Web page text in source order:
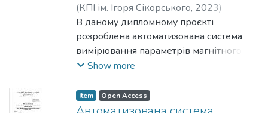
(КПІ ім. Ігоря Сікорського, 2023)
Омеляшко, Іван Олексійович;Самарцев,
Юрій Миколайович
В даному дипломному проєкті
розроблена автоматизована система
вимірювання параметрів магнітного
поля рухомого об’єкту з метою точного
швидкого визначення параметрів
магнітного поля рухомого об’єкту та
Show more
Item Open Access